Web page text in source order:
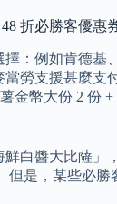
折必勝客優惠
：例如肯德
勞支援甚麼支
金幣大份 2 份
白醬大比薩」
但是，某些必